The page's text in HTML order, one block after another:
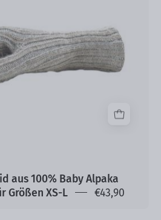
Baby
Alpaka
One
Size
aus 100% Baby Alpaka
Größen XS-L
€43,90